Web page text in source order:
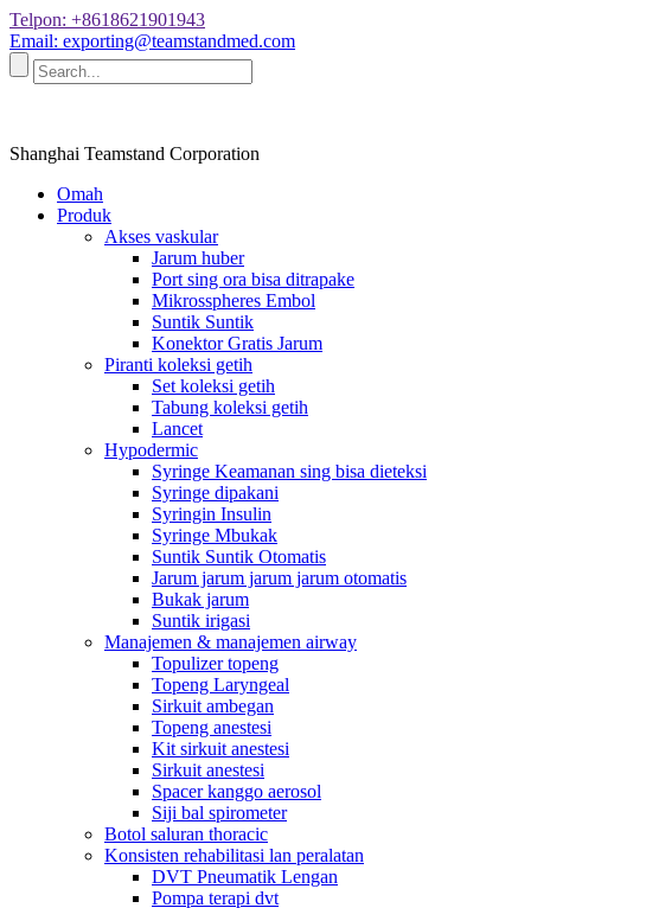
Telpon: +8618621901943
Email: exporting@teamstandmed.com
Shanghai Teamstand Corporation
Omah
Produk
Akses vaskular
Jarum huber
Port sing ora bisa ditrapake
Mikrosspheres Embol
Suntik Suntik
Konektor Gratis Jarum
Piranti koleksi getih
Set koleksi getih
Tabung koleksi getih
Lancet
Hypodermic
Syringe Keamanan sing bisa dieteksi
Syringe dipakani
Syringin Insulin
Syringe Mbukak
Suntik Suntik Otomatis
Jarum jarum jarum jarum otomatis
Bukak jarum
Suntik irigasi
Manajemen & manajemen airway
Topulizer topeng
Topeng Laryngeal
Sirkuit ambegan
Topeng anestesi
Kit sirkuit anestesi
Sirkuit anestesi
Spacer kanggo aerosol
Siji bal spirometer
Botol saluran thoracic
Konsisten rehabilitasi lan peralatan
DVT Pneumatik Lengan
Pompa terapi dvt